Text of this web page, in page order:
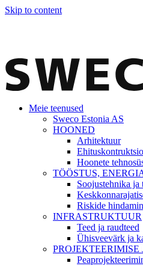
Skip to content
Meie teenused
Sweco Estonia AS
HOONED
Arhitektuur
Hoonete
TÖÖSTUS,
Soojustehnika ja
Riskide
INFRASTRUKTUUR
Teed ja raudteed
Ühisveevärk ja